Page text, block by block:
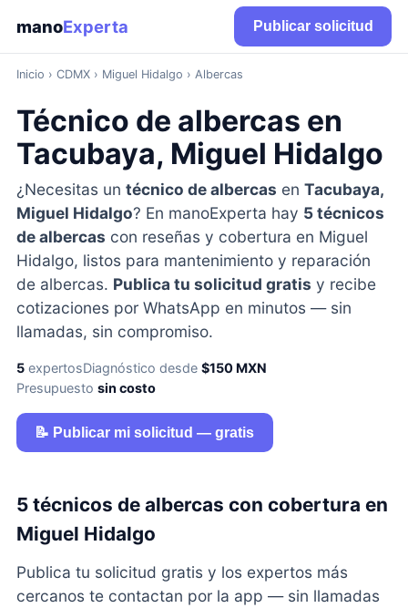
manoExperta Publicar solicitud
Inicio › CDMX› Miguel Hidalgo › Albercas
Técnico de albercas en
Tacubaya, Miguel Hidalgo
¿Necesitas un técnico de albercas en Tacubaya,
Miguel Hidalgo? En manoExperta hay 5 técnicos
de albercas con reseñas y cobertura en Miguel
Hidalgo, listos para mantenimiento y reparación
de albercas. Publica tu solicitud gratis y recibe
cotizaciones por WhatsApp en minutos — sin
llamadas, sin compromiso.
5expertosDiagnóstico desde $150 MXN
Presupuesto sin costo
📝 Publicar mi solicitud — gratis
5 técnicos de albercas con cobertura en
Miguel Hidalgo
Publica tu solicitud gratis y los expertos más
cercanos te contactan por la app — sin llamadas